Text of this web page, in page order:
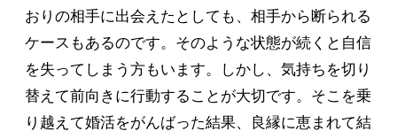
おりの相手に出会えたとしても、相手から断られる
ケースもあるのです。そのような状態が続くと自信
を失ってしまう方もいます。しかし、気持ちを切り
替えて前向きに行動することが大切です。そこを乗
り越えて婚活をがんばった結果、良縁に恵まれて結